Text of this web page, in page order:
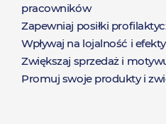
pracowników
Zapewniaj posiłki
Wpływaj na lojalność i
Zwiększaj sprzedaż i
Promuj swoje produkty i